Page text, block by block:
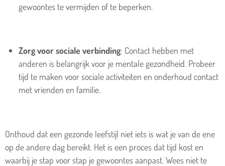
gewoontes te vermijden of te beperken.
Zorg voor sociale verbinding: Contact hebben met
anderen is belangrijk voor je mentale gezondheid. Probeer
tijd te maken voor sociale activiteiten en onderhoud contact
met vrienden en familie.
Onthoud dat een gezonde leefstijl niet iets is wat je van de ene
op de andere dag bereikt. Het is een proces dat tijd kost en
waarbij je stap voor stap je gewoontes aanpast. Wees niet te